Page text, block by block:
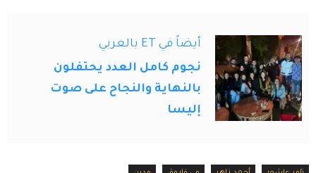
أيضاً في ET بالعربي
نجوم كامل العدد يحتفلون
بالنهاية والنجاح على صوت
إليسا